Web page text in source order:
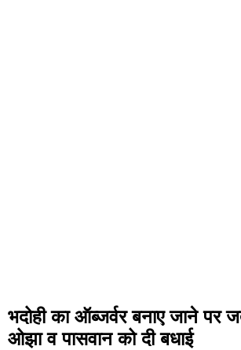
भदोही का ऑब्जर्वर बनाए जाने पर
ओझा व पासवान को दी बधाई